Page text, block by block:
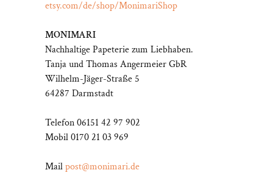
etsy.com/de/shop/MonimariShop
MONIMARI
Nachhaltige Papeterie zum Liebhaben.
Tanja und Thomas Angermeier GbR
Wilhelm-Jäger-Straße 5
64287 Darmstadt
Telefon 06151 42 97 902
Mobil 0170 21 03 969
Mailpost@monimari.de